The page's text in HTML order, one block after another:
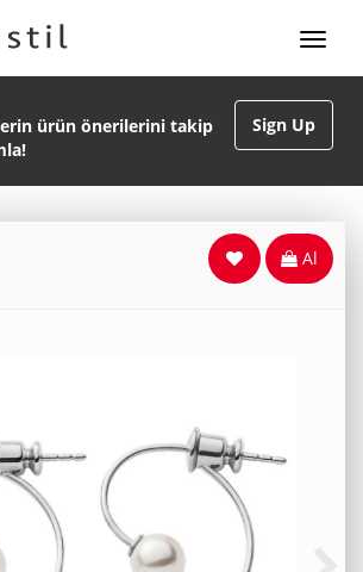
Sign Up
ürün önerilerini takip
Al